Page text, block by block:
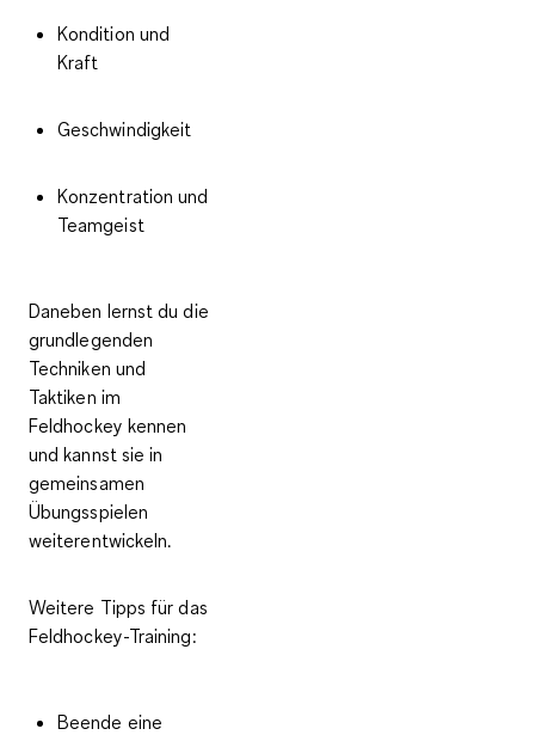
Kondition und
Kraft
Geschwindigkeit
Konzentration und
Teamgeist
Daneben lernst du die
grundlegenden
Techniken und
Taktiken im
Feldhockey kennen
und kannst sie in
gemeinsamen
Übungsspielen
weiterentwickeln.
Weitere Tipps für das
Feldhockey-Training:
Beende eine